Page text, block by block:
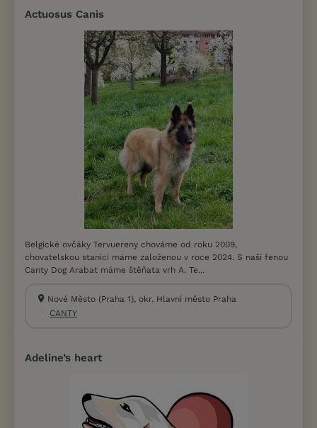
Actuosus Canis
Belgické ovčáky Tervuereny chováme od roku 2009,
chovatelskou stanici máme založenou v roce 2024. S naší fenou
Canty Dog Arabat máme štěňata vrh A. Te...
Nové Město (Praha 1), okr. Hlavní město Praha
CANTY
Adeline’s heart